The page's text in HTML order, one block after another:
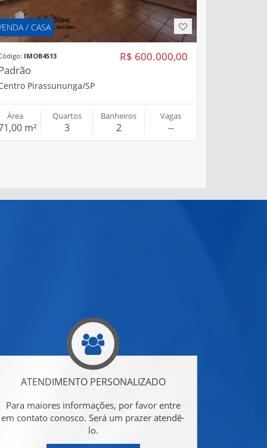
/ CASA
R$ 600.000,00
IMOB4513
Pirassununga/SP
Área
m²
Quartos
3
Banheiros
2
Vagas
--
ATENDIMENTO PERSONALIZADO
Para maiores informações, por favor entre
em contato conosco. Será um prazer atendê-
lo.